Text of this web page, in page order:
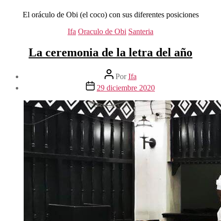
El oráculo de Obi (el coco) con sus diferentes posiciones
Categorías
Ifa Oraculo de Obi Santeria
La ceremonia de la letra del año
Autor
de
la
entrada
PorIfa
Fecha
la
entrada
29 diciembre 2020